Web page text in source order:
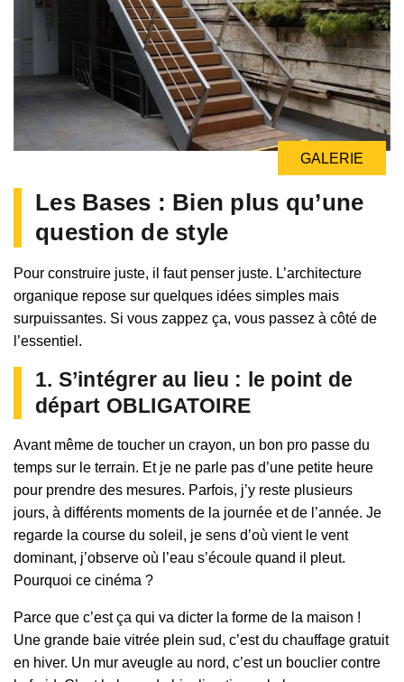
GALERIE
Les Bases : Bien plus qu’une
question de style
Pour construire juste, il faut penser juste. L’architecture
organique repose sur quelques idées simples mais
surpuissantes. Si vous zappez ça, vous passez à côté de
l’essentiel.
1. S’intégrer au lieu : le point de
départ OBLIGATOIRE
Avant même de toucher un crayon, un bon pro passe du
temps sur le terrain. Et je ne parle pas d’une petite heure
pour prendre des mesures. Parfois, j’y reste plusieurs
jours, à différents moments de la journée et de l’année. Je
regarde la course du soleil, je sens d’où vient le vent
dominant, j’observe où l’eau s’écoule quand il pleut.
Pourquoi ce cinéma ?
Parce que c’est ça qui va dicter la forme de la maison !
Une grande baie vitrée plein sud, c’est du chauffage gratuit
en hiver. Un mur aveugle au nord, c’est un bouclier contre